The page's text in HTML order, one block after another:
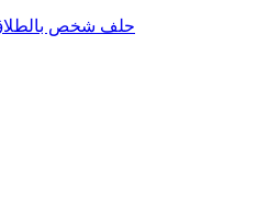
15755 - حلف شخص